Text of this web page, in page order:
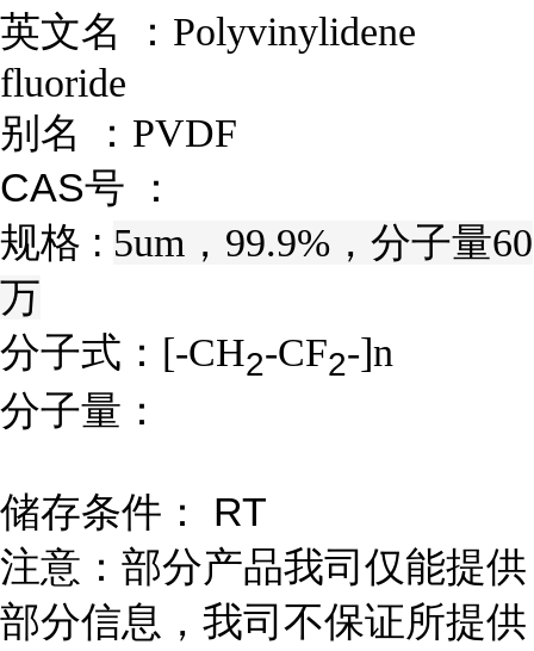
英文名 ： Polyvinylidene
fluoride
别名 ： PVDF
CAS号 ：
规格 : 5um，99.9%，分子量60
万
分子式： [-CH2-CF2-]n
分子量：
储存条件： RT
注意：部分产品我司仅能提供
部分信息，我司不保证所提供